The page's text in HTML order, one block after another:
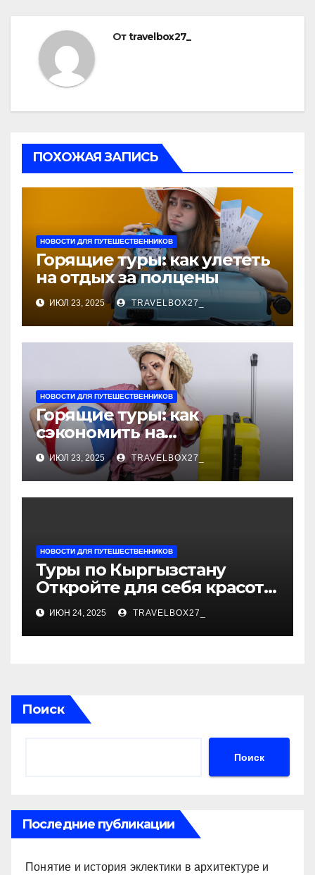
Отtravelbox27_
ПОХОЖАЯ ЗАПИСЬ
НОВОСТИ ДЛЯ ПУТЕШЕСТВЕННИКОВ
Горящие туры: как улететь
на отдых за полцены
ИЮЛ 23, 2025 TRAVELBOX27_
НОВОСТИ ДЛЯ ПУТЕШЕСТВЕННИКОВ
Горящие туры: как
сэкономить на
путешествии без потери
качества
ИЮЛ 23, 2025 TRAVELBOX27_
НОВОСТИ ДЛЯ ПУТЕШЕСТВЕННИКОВ
Туры по Кыргызстану
Откройте для себя красоту
Центральной Азии
ИЮН 24, 2025 TRAVELBOX27_
Поиск
Поиск
Последние публикации
Понятие и история эклектики в архитектуре и